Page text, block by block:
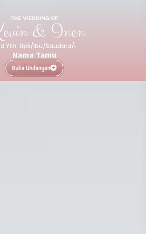
THE WEDDING OF
& Inen
Yth. Bpk/Ibu/Saudara/i
Nama Tamu
Buka Undangan